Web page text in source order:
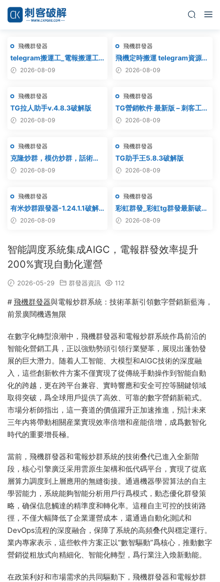
飛機群發器
telegram搬運工_電報搬運工_
電報克隆_電報資源批量搬運
2026-08-09
飛機群發器
飛機定時搬運 telegram資源搬
運 TG頻道搬運 電報頻道克隆
2026-08-09
飛機群發器
TG拉人助手v.4.8.3破解版
2026-08-09
飛機群發器
TG營銷軟件 最新版 – 刺客工作
室破解版
2026-08-09
飛機群發器
克隆炒群，模仿炒群，話術炒
群，跟發炒群，自動炒群 破解
報群發 telegram群發 克隆炒
群 炒群
2026-08-09
飛機群發器
TG助手王5.8.3破解版
2026-08-09
飛機群發器
有米炒群跟發器-1.24.1.1破解
版 2026-08-09
飛機群發器
彩虹群發_彩虹tg群發最新破解
版 2026-08-09
智能調度系統集成AIGC，電報群發效率提升
200%實現自動化運營
2026-05-29 群發器資訊 112
# 飛機群發器與電報炒群系統：技術革新引領數字營銷新藍海，
前景廣闊機遇無限
在數字化轉型浪潮中，飛機群發器和電報炒群系統作爲前沿的
智能化營銷工具，正以強勁勢頭引領行業變革，展現出蓬勃發
展的巨大潛力。随着人工智能、大模型和AIGC技術的深度融
入，這些創新軟件方案不僅實現了從傳統手動操作到智能自動
化的跨越，更在跨平台兼容、實時響應和安全可控等關鍵領域
取得突破，爲全球用戶提供了高效、可靠的數字營銷新範式。
市場分析師指出，這一賽道的價值躍升正加速推進，預計未來
三年内将帶動相關産業實現效率倍增和産能倍增，成爲數智化
時代的重要增長極。
當前，飛機群發器和電報炒群系統的技術叠代已進入全新階
段，核心引擎廣泛采用雲原生架構和低代碼平台，實現了從底
層算力調度到上層應用的無縫銜接。通過機器學習算法的自主
學習能力，系統能夠智能分析用戶行爲模式，動态優化群發策
略，确保信息觸達的精準度和轉化率。這種自主可控的技術路
徑，不僅大幅降低了企業運營成本，還通過自動化測試和
DevOps流程的深度融合，保障了系統的高頻叠代與穩定運行。
業内專家表示，這些軟件方案正以“數智驅動”爲核心，推動數字
營銷從粗放式向精細化、智能化轉型，爲行業注入煥新動能。
在政策利好和市場需求的共同驅動下，飛機群發器和電報炒群